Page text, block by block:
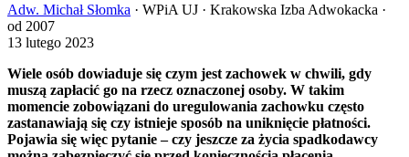
Adw. Michał Słomka · WPiA UJ · Krakowska Izba Adwokacka ·
od 2007
13 lutego 2023
Wiele osób dowiaduje się czym jest zachowek w chwili, gdy
muszą zapłacić go na rzecz oznaczonej osoby. W takim
momencie zobowiązani do uregulowania zachowku często
zastanawiają się czy istnieje sposób na uniknięcie płatności.
Pojawia się więc pytanie – czy jeszcze za życia spadkodawcy